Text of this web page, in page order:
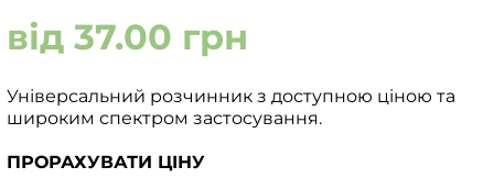
від 37.00 грн
Універсальний розчинник з доступною ціною та
широким спектром застосування.
ПРОРАХУВАТИ ЦІНУ